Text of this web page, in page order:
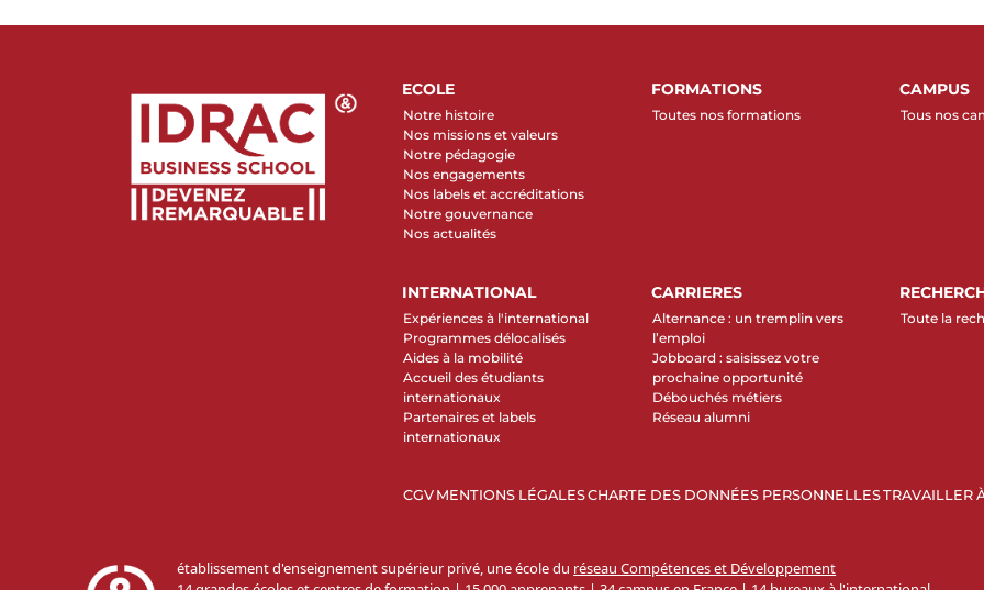
ECOLE
Notre histoire
Nos missions et valeurs
Notre pédagogie
Nos engagements
Nos labels et accréditations
Notre gouvernance
Nos actualités
FORMATIONS
Toutes nos formations
CAMPUS
Tous nos
INTERNATIONAL
Expériences à l'international
Programmes délocalisés
Aides à la mobilité
Accueil des étudiants
internationaux
Partenaires et labels
internationaux
CARRIERES
Alternance : un tremplin vers
l’emploi
Jobboard : saisissez votre
prochaine opportunité
Débouchés métiers
Réseau alumni
Toute la
CGV MENTIONS LÉGALESCHARTE DES DONNÉES PERSONNELLESTRAVAILLER